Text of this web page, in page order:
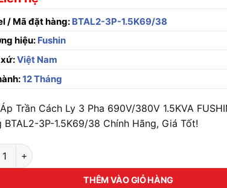
/ Mã đặt hàng: BTAL2-3P-1.5K69/38
hiệu: Fushin
Việt Nam
12 Tháng
Trần Cách Ly 3 Pha 690V/380V 1.5KVA
BTAL2-3P-1.5K69/38 Chính Hãng, Giá Tốt!
Trần Cách Ly 3 Pha 690V/380V 1.5KVA FUSHIN -
THÊM VÀO GIỎ HÀNG